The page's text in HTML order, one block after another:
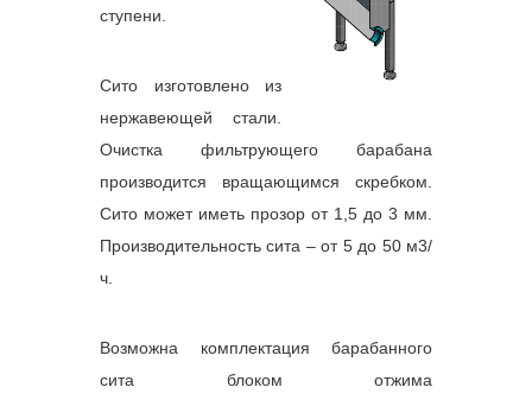
ступени.
Сито изготовлено из
нержавеющей стали.
Очистка фильтрующего барабана
производится вращающимся скребком.
Сито может иметь прозор от 1,5 до 3 мм.
Производительность сита – от 5 до 50 м3/
ч.
Возможна комплектация барабанного
сита блоком отжима